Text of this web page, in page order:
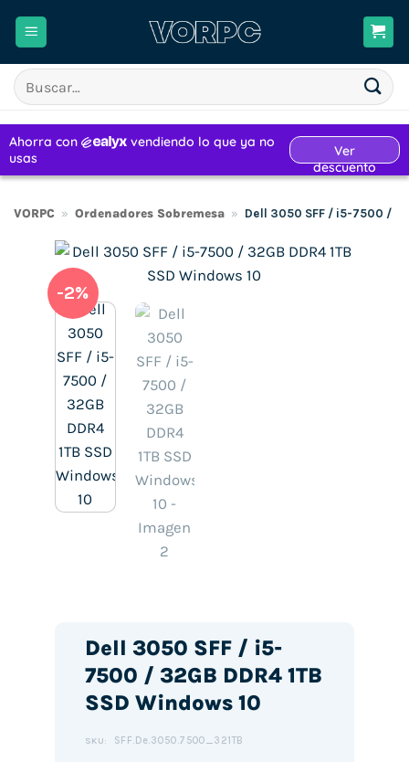
Buscar
por:
VORPC » Ordenadores Sobremesa » Dell 3050 SFF / i5-7500 /
-2%
Dell 3050 SFF / i5-
7500 / 32GB DDR4 1TB
SSD Windows 10
SKU: SFF.De.3050.7500_321TB